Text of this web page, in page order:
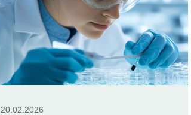
20.02.2026